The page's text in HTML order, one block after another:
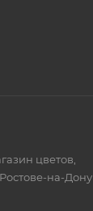
цветов,
на-Дону